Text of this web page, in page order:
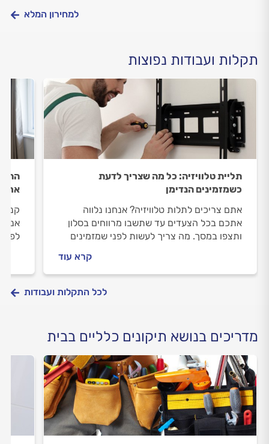
למחירון המלא
תקלות ועבודות נפוצות
תליית טלוויזיה: כל מה שצריך לדעת
כשמזמינים הנדימן
אתם צריכים לתלות טלוויזיה? אנחנו נלווה
אתכם בכל הצעדים עד שתשבו מרווחים בסלון
ותצפו במסך. מה צריך לעשות לפני שמזמינים
קרא עוד
אנו
לכל התקלות ועבודות
מדריכים בנושא תיקונים כלליים בבית